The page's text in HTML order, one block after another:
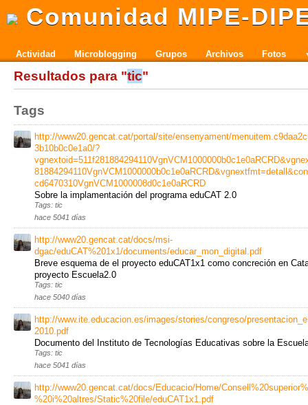
Comunidad MIPE-
Actividad Microblogging Grupos Archivos Fotos
Resultados para "tic"
Tags
http://www20.gencat.cat/portal/site/ensenyament/
3b10b0c0e1a0/?
cd6470310VgnVCM1000008d0c1e0aRCRD
Sobre la implamentación del programa eduCAT 2.0
Tags: tic
hace 5041 días
http://www20.gencat.cat/docs/msi-
dgac/eduCAT%201x1/documents/educar_mon_digital.pdf
Breve esquema de el proyecto eduCAT1x1 como concreción en
proyecto Escuela2.0
Tags: tic
hace 5040 días
http://www.ite.educacion.es/images/stories/congreso/
2010.pdf
Documento del Instituto de Tecnologías Educativas sobre la
Tags: tic
hace 5041 días
http://www20.gencat.cat/docs/Educacio/Home/
%20i%20altres/Static%20file/eduCAT1x1.pdf